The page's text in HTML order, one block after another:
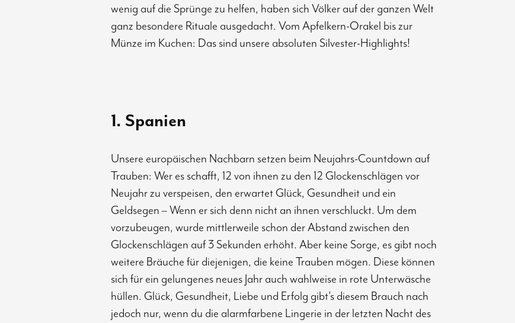
wenig auf die Sprünge zu helfen, haben sich Völker auf der ganzen Welt
ganz besondere Rituale ausgedacht. Vom Apfelkern-Orakel bis zur
Münze im Kuchen: Das sind unsere absoluten Silvester-Highlights!
1. Spanien
Unsere europäischen Nachbarn setzen beim Neujahrs-Countdown auf
Trauben: Wer es schafft, 12 von ihnen zu den 12 Glockenschlägen vor
Neujahr zu verspeisen, den erwartet Glück, Gesundheit und ein
Geldsegen – Wenn er sich denn nicht an ihnen verschluckt. Um dem
vorzubeugen, wurde mittlerweile schon der Abstand zwischen den
Glockenschlägen auf 3 Sekunden erhöht. Aber keine Sorge, es gibt noch
weitere Bräuche für diejenigen, die keine Trauben mögen. Diese können
sich für ein gelungenes neues Jahr auch wahlweise in rote Unterwäsche
hüllen. Glück, Gesundheit, Liebe und Erfolg gibt’s diesem Brauch nach
jedoch nur, wenn du die alarmfarbene Lingerie in der letzten Nacht des